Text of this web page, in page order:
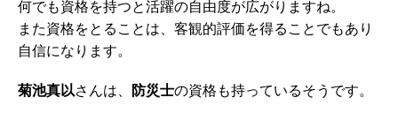
何でも資格を持つと活躍の自由度が広がりますね。
また資格をとることは、客観的評価を得ることでもあり
自信になります。
菊池真以さんは、 防災士の資格も持っているそうです。